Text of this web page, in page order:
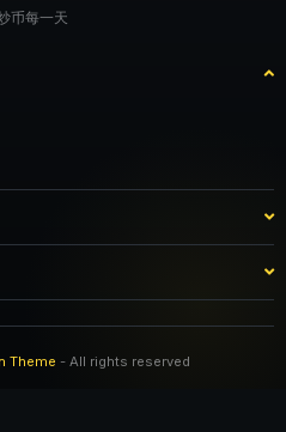
币每一天
微信：moto001com 新浪微博：不
Theme - All rights reserved